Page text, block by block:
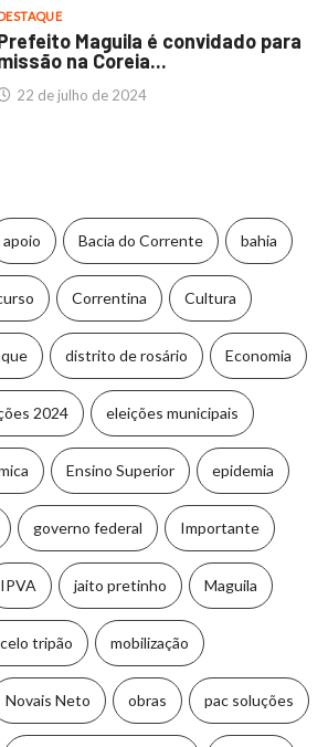
Maguila é convidado para
na Coreia...
22 de julho de 2024
apoio Bacia do Corrente bahia
Correntina Cultura
distrito de rosário Economia
2024 eleições municipais
Ensino Superior epidemia
governo federal Importante
IPVA jaito pretinho Maguila
tripão mobilização
Novais Neto obras pac soluções